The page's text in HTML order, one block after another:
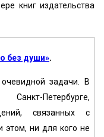
книг издательства
без души».
задачи. В
Петербурге,
связанных с
этом, ни для кого не